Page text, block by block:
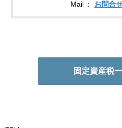
Mail
お問合
固定資産税